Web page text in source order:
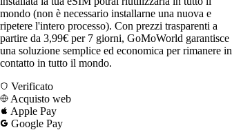
mondo (non è necessario installarne una nuova e
ripetere l'intero processo). Con prezzi trasparenti a
partire da 3,99€ per 7 giorni, GoMoWorld garantisce
una soluzione semplice ed economica per rimanere in
contatto in tutto il mondo.
Verificato
Acquisto web
Apple Pay
Google Pay